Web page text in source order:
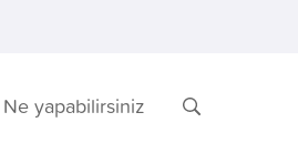
Ne yapabilirsiniz